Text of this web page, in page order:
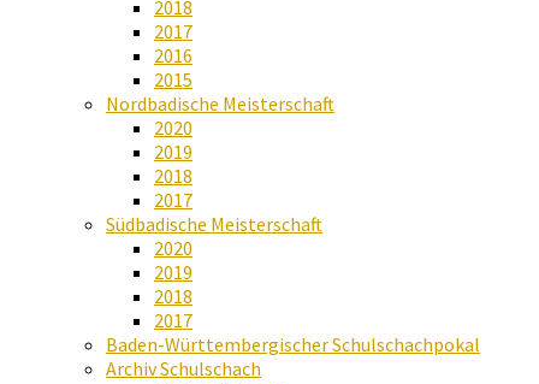
2018
2017
2016
2015
Nordbadische Meisterschaft
2020
2019
2018
2017
Südbadische Meisterschaft
2020
2019
2018
2017
Baden-Württembergischer Schulschachpokal
Archiv Schulschach